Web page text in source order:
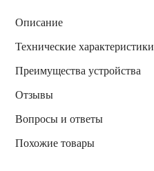
Описание
Технические характеристики
Преимущества устройства
Отзывы
Вопросы и ответы
Похожие товары